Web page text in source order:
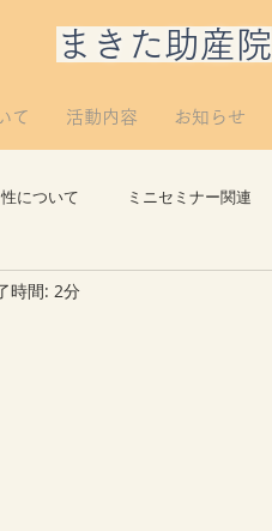
​まきた助産院
て 活動内容 お知らせ
性について ミニセミナー関連
講義について
時間: 2分